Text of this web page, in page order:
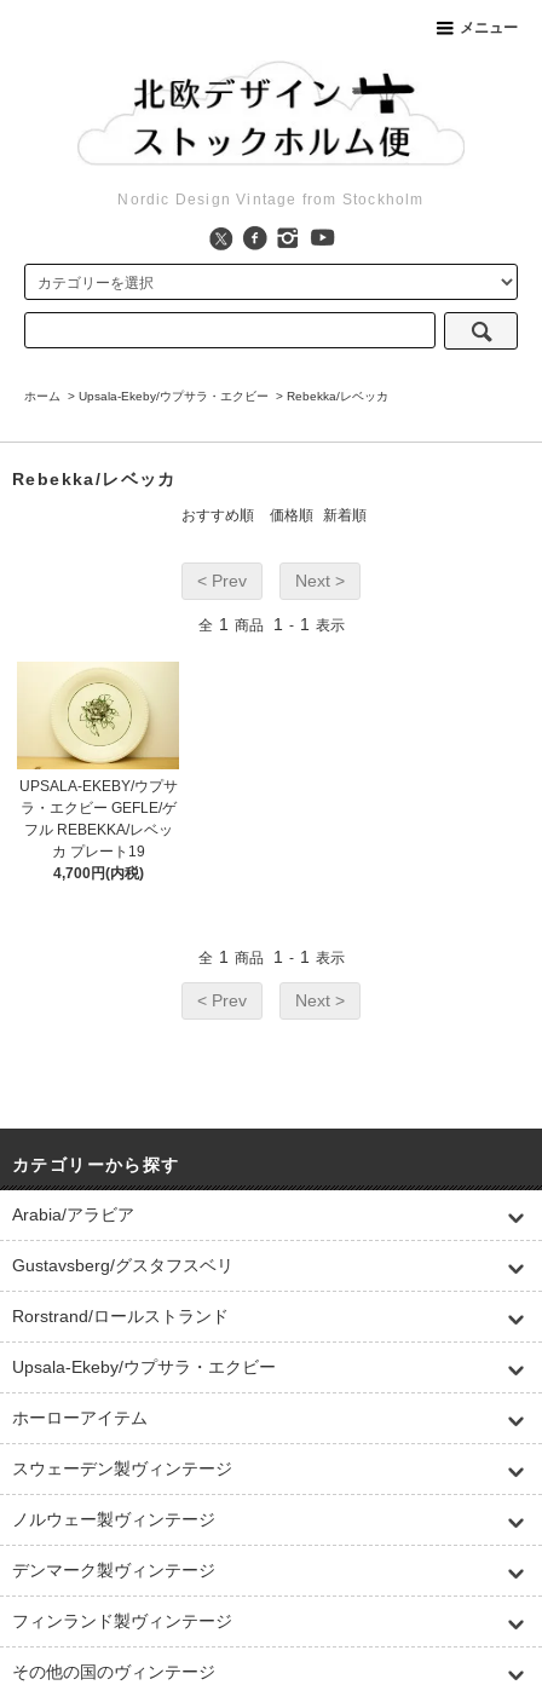
メニュー
Nordic Design Vintage from Stockholm
ホーム > Upsala-Ekeby/ウプサラ・エクビー > Rebekka/レベッカ
Rebekka/レベッカ
おすすめ順 価格順 新着順
< Prev Next >
全 1 商品 1 - 1 表示
UPSALA-EKEBY/ウプサ
ラ・エクビー GEFLE/ゲ
フル REBEKKA/レベッ
カ プレート19
4,700円(内税)
全 1 商品 1 - 1 表示
< Prev Next >
カテゴリーから探す
Arabia/アラビア
Gustavsberg/グスタフスベリ
Rorstrand/ロールストランド
Upsala-Ekeby/ウプサラ・エクビー
ホーローアイテム
スウェーデン製ヴィンテージ
ノルウェー製ヴィンテージ
デンマーク製ヴィンテージ
フィンランド製ヴィンテージ
その他の国のヴィンテージ